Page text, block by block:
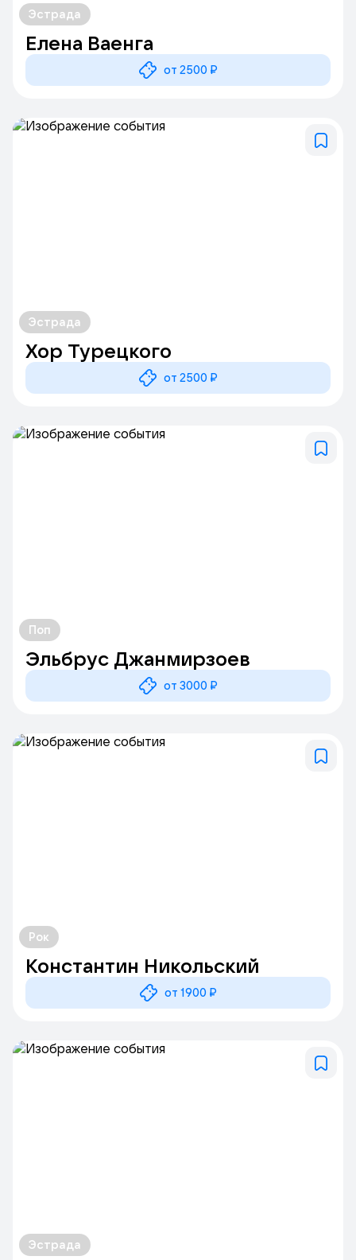
Эстрада
Елена Ваенга
от 2500 ₽
Эстрада
Хор Турецкого
от 2500 ₽
Поп
Эльбрус Джанмирзоев
от 3000 ₽
Рок
Константин Никольский
от 1900 ₽
Эстрада